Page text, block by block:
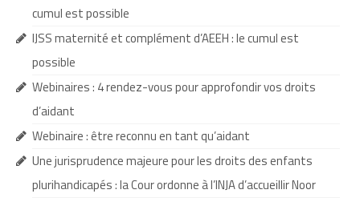
Scolarisation : conseils pour obtenir une
décision favorable
Que faire en cas d’absence de l’AESH ?
Redoublement et commission d’appel
Recours
Jurisprudence
cumul est possible
IJSS maternité et complément d’AEEH : le cumul est
possible
Webinaires : 4 rendez-vous pour approfondir vos droits
d’aidant
Webinaire : être reconnu en tant qu’aidant
Une jurisprudence majeure pour les droits des enfants
plurihandicapés : la Cour ordonne à l’INJA d’accueillir Noor